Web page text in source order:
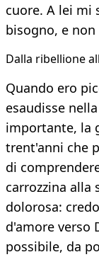
cuore. A lei mi
bisogno, e
Dalla ribellione
Quando ero
esaudisse
importante, la
trent'anni che
di
carrozzina alla
dolorosa:
d'amore verso
possibile, da